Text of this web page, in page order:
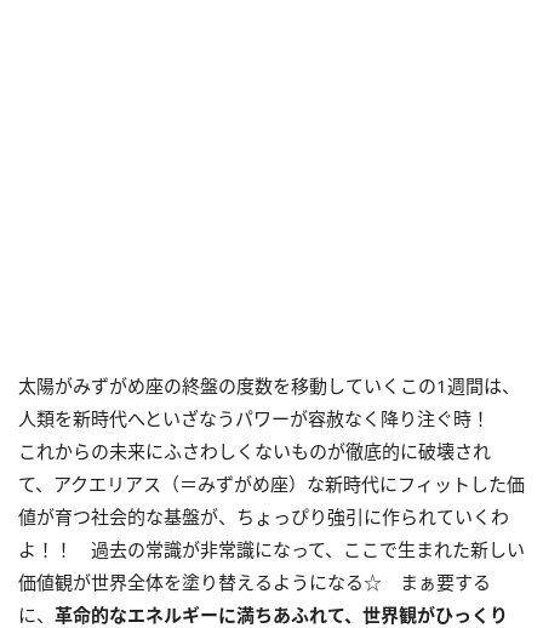
太陽がみずがめ座の終盤の度数を移動していくこの1週間は、
人類を新時代へといざなうパワーが容赦なく降り注ぐ時！
これからの未来にふさわしくないものが徹底的に破壊され
て、アクエリアス（＝みずがめ座）な新時代にフィットした価
値が育つ社会的な基盤が、ちょっぴり強引に作られていくわ
よ！！ 過去の常識が非常識になって、ここで生まれた新しい
価値観が世界全体を塗り替えるようになる☆ まぁ要する
に、 革命的なエネルギーに満ちあふれて、世界観がひっくり